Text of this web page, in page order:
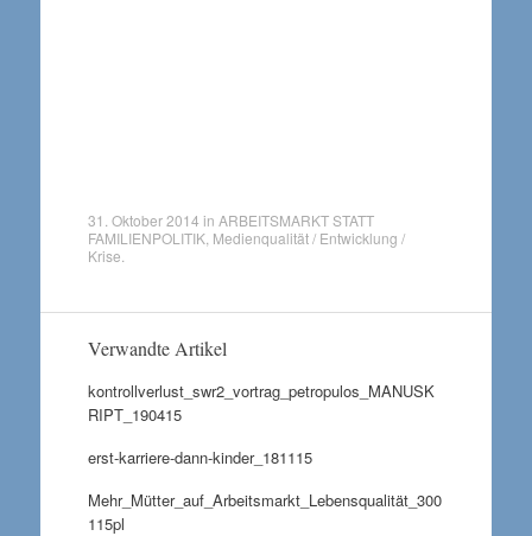
31. Oktober 2014 in ARBEITSMARKT STATT
FAMILIENPOLITIK, Medienqualität / Entwicklung /
Krise
Verwandte Artikel
kontrollverlust_swr2_vortrag_petropulos_MANUSK
RIPT_190415
erst-karriere-dann-kinder_181115
Mehr_Mütter_auf_Arbeitsmarkt_Lebensqualität_300
115pl